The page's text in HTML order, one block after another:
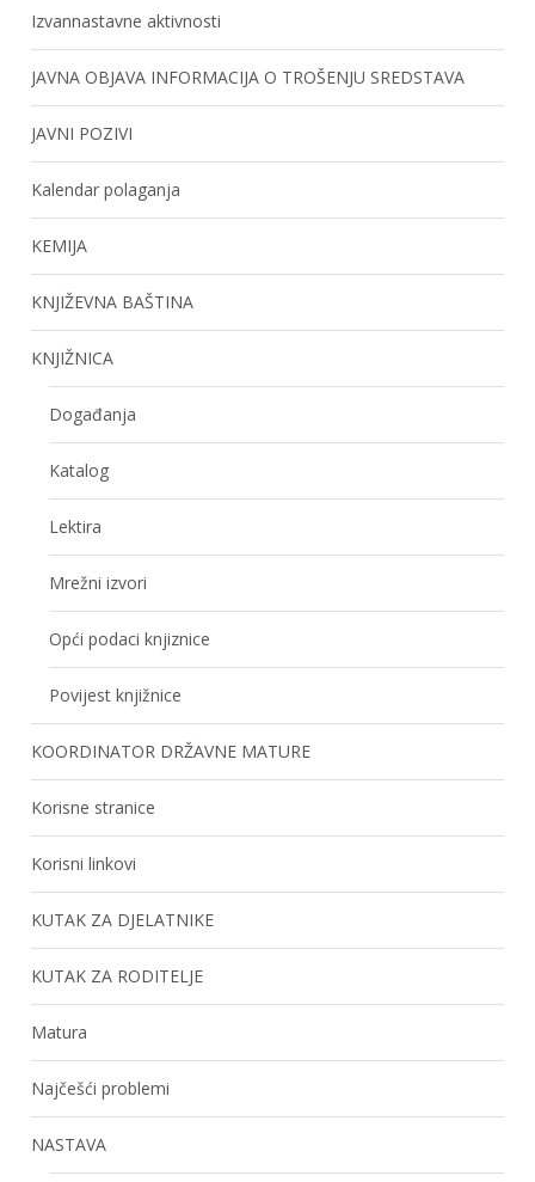
Izvannastavne aktivnosti
JAVNA OBJAVA INFORMACIJA O TROŠENJU SREDSTAVA
JAVNI POZIVI
Kalendar polaganja
KEMIJA
KNJIŽEVNA BAŠTINA
KNJIŽNICA
Događanja
Katalog
Lektira
Mrežni izvori
Opći podaci knjiznice
Povijest knjižnice
KOORDINATOR DRŽAVNE MATURE
Korisne stranice
Korisni linkovi
KUTAK ZA DJELATNIKE
KUTAK ZA RODITELJE
Matura
Najčešći problemi
NASTAVA